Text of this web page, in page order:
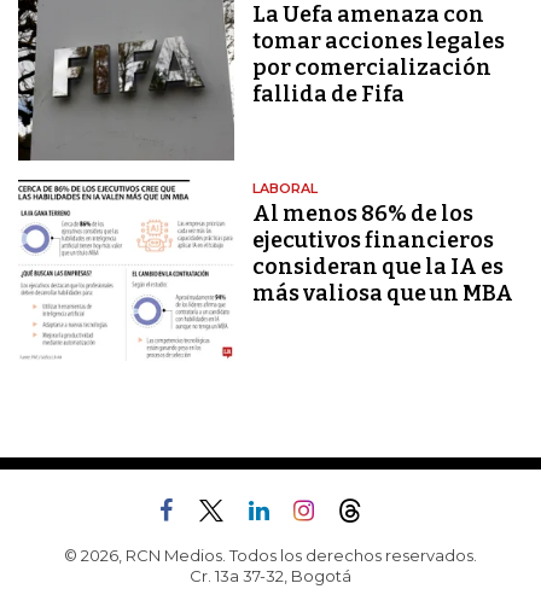
La Uefa amenaza con
tomar acciones legales
por comercialización
fallida de Fifa
LABORAL
Al menos 86% de los
ejecutivos financieros
consideran que la IA es
más valiosa que un MBA
© 2026, RCN Medios. Todos los derechos reservados.
Cr. 13a 37-32, Bogotá